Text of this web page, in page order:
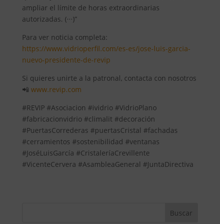
ampliar el límite de horas extraordinarias
autorizadas. (···)”
Para ver noticia completa:
https://www.vidrioperfil.com/es-es/jose-luis-garcia-
nuevo-presidente-de-revip
Si quieres unirte a la patronal, contacta con nosotros
📲 www.revip.com
#REVIP #Asociacion #ividrio #VidrioPlano
#fabricacionvidrio #climalit #decoración
#PuertasCorrederas #puertasCristal #fachadas
#cerramientos #sostenibilidad #ventanas
#JoséLuisGarcía #CristaleríaCrevillente
#VicenteCervera #AsambleaGeneral #JuntaDirectiva